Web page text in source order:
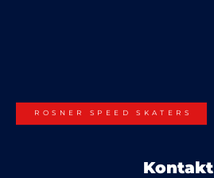
ROSNER SPEED SKATERS
Kontakt